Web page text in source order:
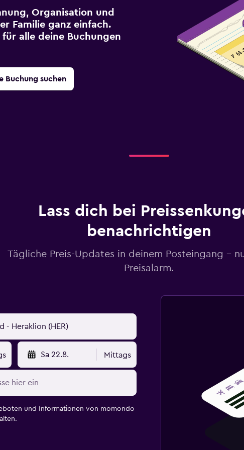
Organisation und
Familie ganz einfach.
alle deine Buchungen
Buchung suchen
Lass dich bei
benachrichtigen
Tägliche Preis-Updates in deinem Posteingang –
Preisalarm.
Sa 22.8. Mittags
und Informationen von momondo